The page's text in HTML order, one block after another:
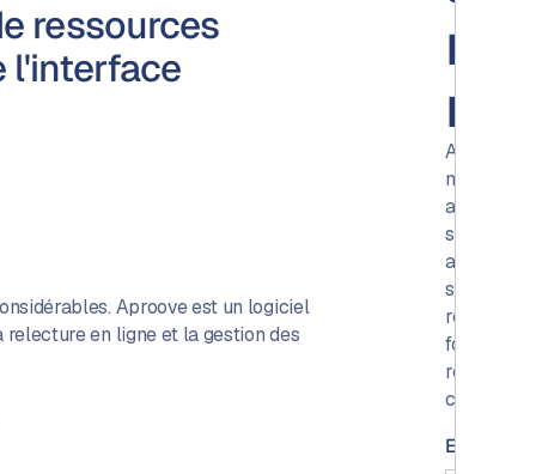
ressources
l'interface
Aproove est un logiciel
en ligne et la gestion des
Aproove
makes
accuracy,
speed
and
scale
realistic
for
regulated
content.
Email